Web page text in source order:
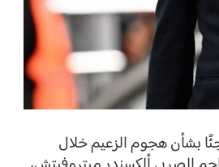
بشأن هجوم الزعيم خلال